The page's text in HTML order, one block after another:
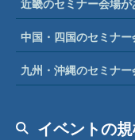
近畿のセミナー会場が
中国・四国のセミナ
九州・沖縄のセミナ
イベントの